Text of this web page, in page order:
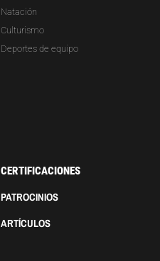
Natación
Culturismo
Deportes de equipo
CERTIFICACIONES
PATROCINIOS
ARTÍCULOS